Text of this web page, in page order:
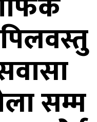
सम्म